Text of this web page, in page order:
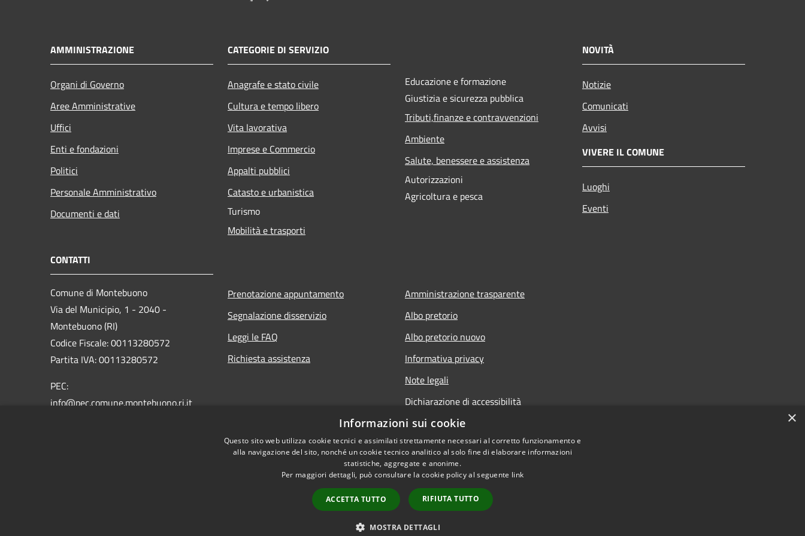
AMMINISTRAZIONE
Organi di Governo
Aree Amministrative
Uffici
Enti e fondazioni
Politici
Personale Amministrativo
Documenti e dati
CATEGORIE DI SERVIZIO
Anagrafe e stato civile
Cultura e tempo libero
Vita lavorativa
Imprese e Commercio
Appalti pubblici
Catasto e urbanistica
Turismo
Mobilità e trasporti
Educazione e formazione
Giustizia e sicurezza pubblica
Tributi,finanze e contravvenzioni
Ambiente
Salute, benessere e assistenza
Autorizzazioni
Agricoltura e pesca
NOVITÀ
Notizie
Comunicati
Avvisi
VIVERE IL COMUNE
Luoghi
Eventi
CONTATTI
Comune di Montebuono
Via del Municipio, 1 - 2040 -
Montebuono (RI)
Codice Fiscale: 00113280572
Partita IVA: 00113280572
PEC:
info@pec.comune.montebuono.ri.it
Prenotazione appuntamento
Segnalazione disservizio
Leggi le FAQ
Richiesta assistenza
Amministrazione trasparente
Albo pretorio
Albo pretorio nuovo
Informativa privacy
Note legali
Dichiarazione di accessibilità
Copyright © 2026 • Comune di Montebuono • Powered by
×
Informazioni sui cookie
Questo sito web utilizza cookie tecnici e assimilati strettamente necessari al corretto funzionamento e
alla navigazione del sito, nonché un cookie tecnico analitico al solo fine di elaborare informazioni
statistiche, aggregate e anonime.
Per maggiori dettagli, può consultare la cookie policy al seguente link
ACCETTA TUTTO RIFIUTA TUTTO
MOSTRA DETTAGLI